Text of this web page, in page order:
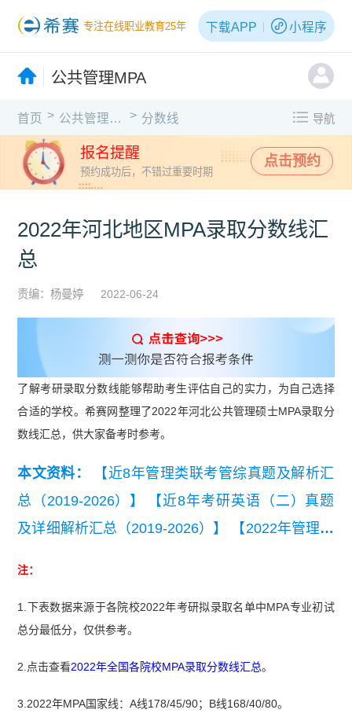
专注在线职业教育25年 下载APP 小程序
公共管理MPA
首页 > 公共管理MPA > 分数线 导航
报名提醒
预约成功后，不错过重要时期
点击预约
2022年河北地区MPA录取分数线汇
总
责编：杨曼婷 2022-06-24
了解考研录取分数线能够帮助考生评估自己的实力，为自己选择
合适的学校。希赛网整理了2022年河北公共管理硕士MPA录取分
数线汇总，供大家备考时参考。
本文资料：
【近8年管理类联考管综真题及解析汇
总（2019-2026）】
【近8年考研英语（二）真题
及详细解析汇总（2019-2026）】
【2022年管理联
注：
1.下表数据来源于各院校2022年考研拟录取名单中MPA专业初试
总分最低分，仅供参考。
2.点击查看2022年全国各院校MPA录取分数线汇总。
3.2022年MPA国家线：A线178/45/90；B线168/40/80。